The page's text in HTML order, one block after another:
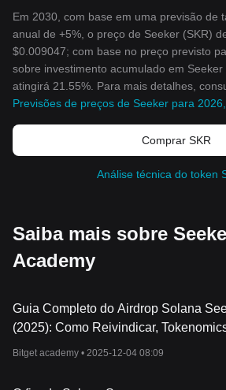
Em 2030, com base em uma previsão de
anual de +5%, o preço de Seeker (SKR)
$0.009047; com base no preço previsto
sobre investimento acumulado em
atingirá 21.55%. Para mais detalhes,
Previsões de preços de Seeker para
Comprar SKR
Análise técnica do token
Saiba mais sobre
Academy
Guia Completo do Airdrop Solana
(2025): Como Reivindicar,
Bitget academy • 2025-12-04 08:09